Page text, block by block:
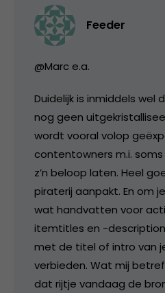
Feeder
@Marc e.a.
Duidelijk is inmiddels wel
nog geen
wordt vooral volop
contentowners m.i.
z’n beloop laten. Heel
piraterij aanpakt. En om
wat handvatten voor
itemtitles en -
met de titel of intro van
verbieden. Wat mij
dat rijtje vandaag de